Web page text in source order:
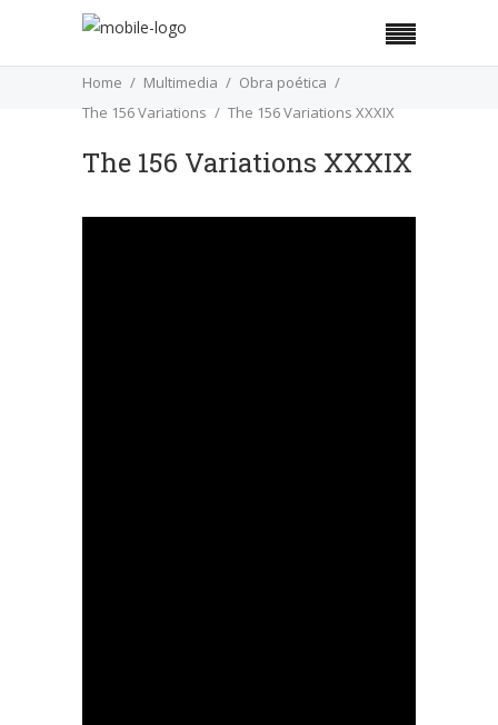
Home Multimedia
Obra poética
The 156 Variations
The 156 Variations XXXIX
The 156 Variations XXXIX